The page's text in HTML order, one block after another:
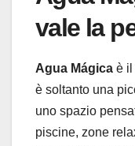
vale la
Agua Mágica è il
è soltanto una
uno spazio
piscine, zone